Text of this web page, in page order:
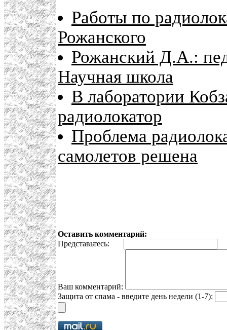
Работы по
Рожанского
Рожанский Д.А.:
Научная школа
В лаборатории
радиолокатор
Проблема
самолетов решена
Оставить комментарий:
Представьтесь:
Ваш комментарий:
Защита от спама - введите день недели (1-7):